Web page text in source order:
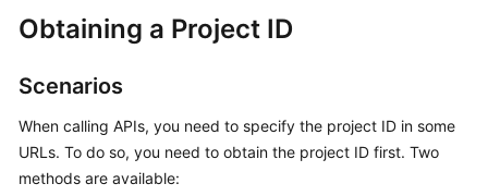
Service
Billing
Getting
Started
Obtaining a Project ID
Scenarios
When calling APIs, you need to specify the project ID in some
URLs. To do so, you need to obtain the project ID first. Two
methods are available: